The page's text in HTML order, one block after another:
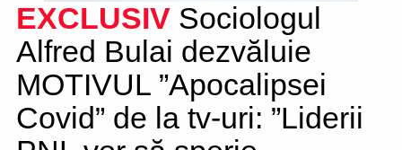
EXCLUSIV Sociologul
Alfred Bulai dezvăluie
MOTIVUL ”Apocalipsei
Covid” de la tv-uri: ”Liderii